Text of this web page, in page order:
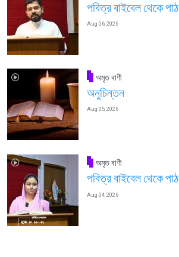
পবিত্র বাইবেল থেকে পাঠ
Aug 06, 2026
অমৃত বাণী
অনুচিন্তন
Aug 05, 2026
অমৃত বাণী
পবিত্র বাইবেল থেকে পাঠ
Aug 04, 2026